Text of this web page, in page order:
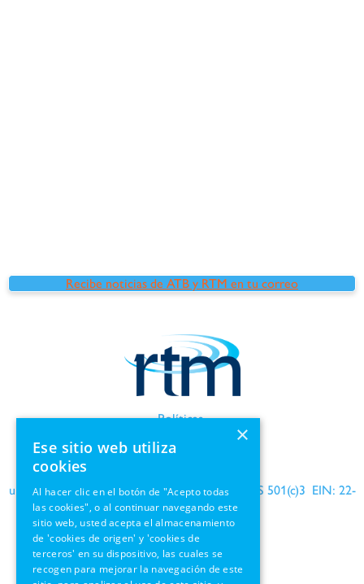
Recibe noticias de ATB y RTM en tu correo
Políticas
Términos de uso
Información de GDPR
una organización benéfica reconocida por el IRS 501(c)3 EIN: 22-
1690564
×
Ese sitio web utiliza
cookies
Al hacer clic en el botón de "Acepto todas
las cookies", o al continuar navegando este
sitio web, usted acepta el almacenamiento
de 'cookies de origen' y 'cookies de
terceros' en su dispositivo, las cuales se
recogen para mejorar la navegación de este